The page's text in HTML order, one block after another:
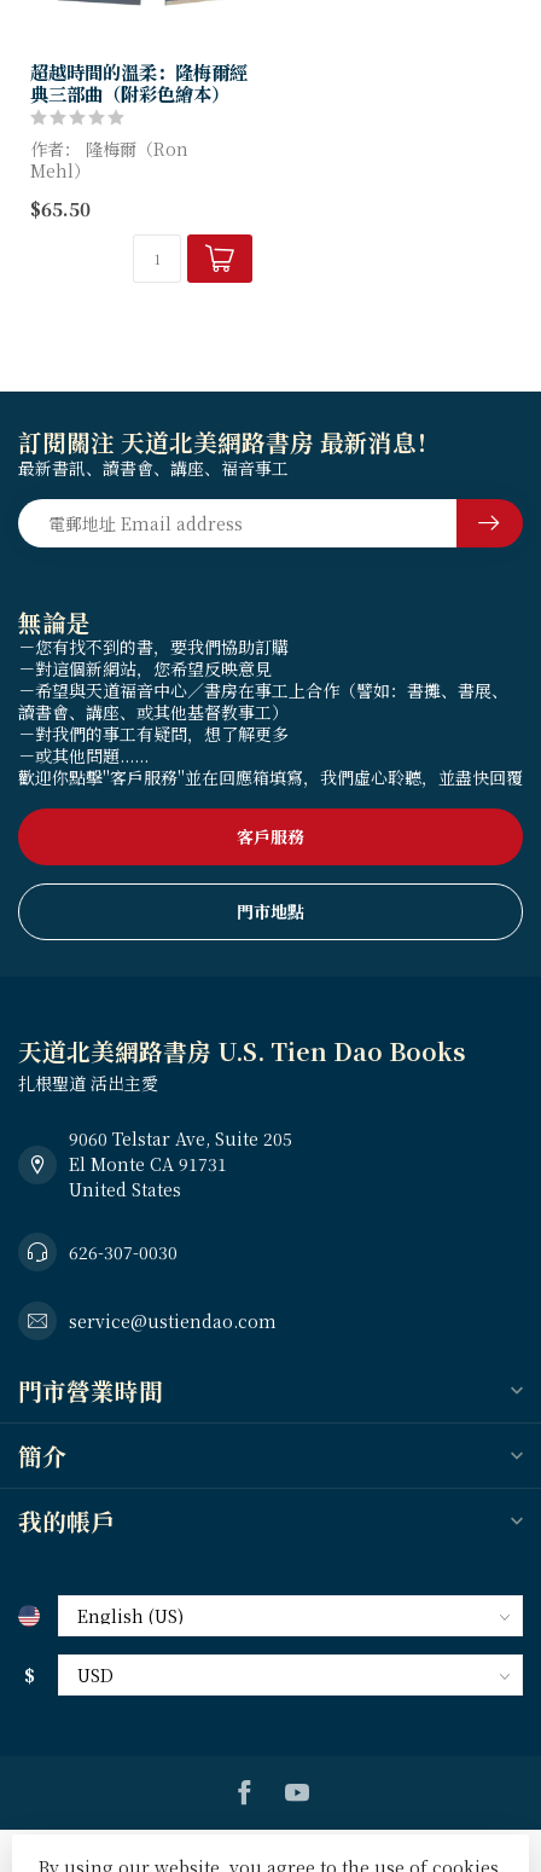
超越時間的溫柔：隆梅爾經
典三部曲（附彩色繪本）
作者： 隆梅爾（Ron
Mehl）
你聽見那份溫柔而真實的信仰
聲音了嗎？在黑夜、困惑與成
長的路上，三本經典用生活故
事、日常對話與智慧陪你走過
$65.50
無論是
－您有找不到的書，要我們協助訂購
－對這個新網站，您希望反映意見
－希望與天道福音中心／書房在事工上合作（譬如：書攤、書展、
讀書會、講座、或其他基督教事工）
－對我們的事工有疑問，想了解更多
－或其他問題......
歡迎你點擊"客戶服務"並在回應箱填寫，我們虛心聆聽，並盡快回覆
客戶服務
門市地點
訂閱關注 天道北美網路書房 最新消息！
最新書訊、讀書會、講座、福音事工
天道北美網路書房 U.S. Tien Dao Books
扎根聖道 活出主愛
9060 Telstar Ave, Suite 205
El Monte CA 91731
United States
626-307-0030
service@ustiendao.com
門市營業時間
簡介
我的帳戶
$
By using our website, you agree to the use of cookies.